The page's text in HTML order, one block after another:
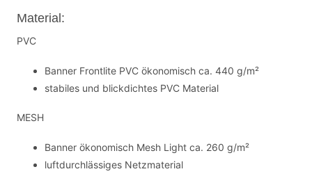
Material:
PVC
Banner Frontlite PVC ökonomisch ca. 440 g/m²
stabiles und blickdichtes PVC Material
MESH
Banner ökonomisch Mesh Light ca. 260 g/m²
luftdurchlässiges Netzmaterial